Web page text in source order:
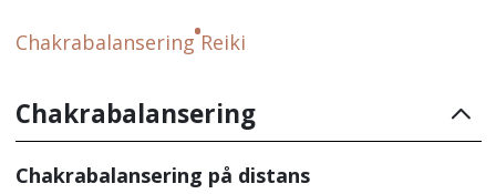
Chakrabalansering Reiki
Chakrabalansering
Chakrabalansering på distans